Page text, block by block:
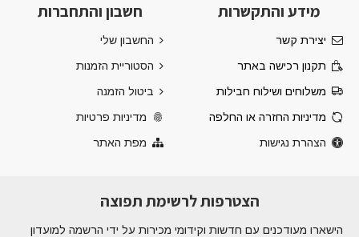
מידע והתקשרות
יצירת קשר
תקנון רכישה באתר
משלוחים ושילוח חבילות
מדיניות החזרה או החלפה
הצהרת נגישות
חשבון והתחברות
החשבון שלי
הסטוריית הזמנות
ביטול הזמנה
מדיניות פרטיות
מפת האתר
הצטרפות לרשימת תפוצה
הישארו מעודכנים עם חדשות וקידומי מכירות על ידי הרשמה למועדון